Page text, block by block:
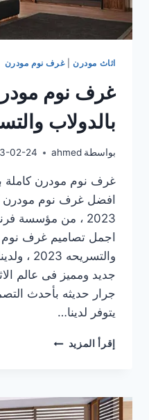
اثاث مودرن|غرف نوم مودرن
غرف نوم
بالدولاب
بواسطة ahmed
02-24
افضل غرف نوم مودرن
2023 ، من مؤسسة
اجمل تصاميم غرف نوم
جديد ومميز فى عالم
جرار حديثه بأحدث
يتوفر لدينا…
إقرأ المزيد غرف
بالدولاب
والتسريحه